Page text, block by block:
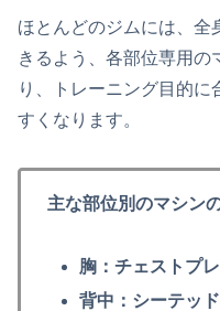
ほとんどのジムには、全
きるよう、各部位専用の
り、トレーニング目的
すくなります。
主な部位別のマシン
胸：チェストプ
背中：シーテッ